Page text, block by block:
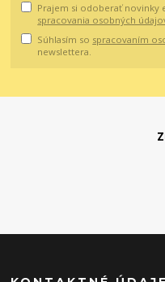
Prajem si odoberať novinky
spracovania osobných
Súhlasím so spracovaním
newslettera.